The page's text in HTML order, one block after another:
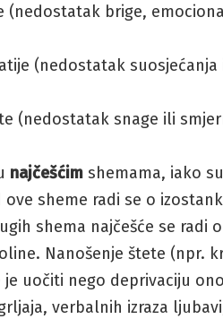
(nedostatak brige,
(nedostatak suosjećanja
(nedostatak snage ili
najčešćim shemama, iako
ove sheme radi se o
shema najčešće se radi
Nanošenje štete (npr.
uočiti nego deprivaciju
verbalnih izraza